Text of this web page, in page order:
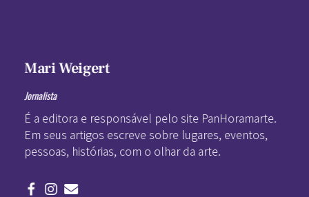
Mari Weigert
Jornalista
É a editora e responsável pelo site PanHoramarte.
Em seus artigos escreve sobre lugares, eventos,
pessoas, histórias, com o olhar da arte.